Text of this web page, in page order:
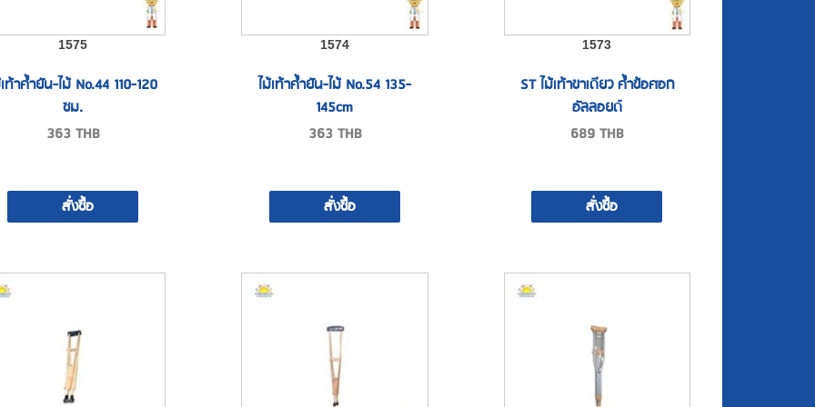
1575
ท้าค้ำยัน-ไม้ No.44 110-120
ซม.
363THB
สั่งซื้อ
1574
ไม้เท้าค้ำยัน-ไม้ No.54 135-
145cm
363THB
สั่งซื้อ
1573
ST ไม้เท้าขาเดียว ค้ำข้อศอก
อัลลอยด์
689THB
สั่งซื้อ